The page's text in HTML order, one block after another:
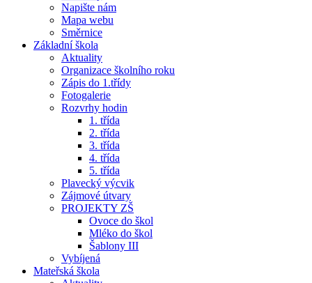
Napište nám
Mapa webu
Směrnice
Základní škola
Aktuality
Organizace školního roku
Zápis do 1.třídy
Fotogalerie
Rozvrhy hodin
1. třída
2. třída
3. třída
4. třída
5. třída
Plavecký výcvik
Zájmové útvary
PROJEKTY ZŠ
Ovoce do škol
Mléko do škol
Šablony III
Vybíjená
Mateřská škola